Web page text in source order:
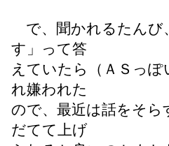
で、聞かれるたんび
す」って答
えていたら（ＡＳっ
れ嫌われた
ので、最近は話をそ
だてて上げ